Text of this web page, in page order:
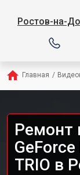
Ростов-на-
Главная /
Ремонт
TRIO в